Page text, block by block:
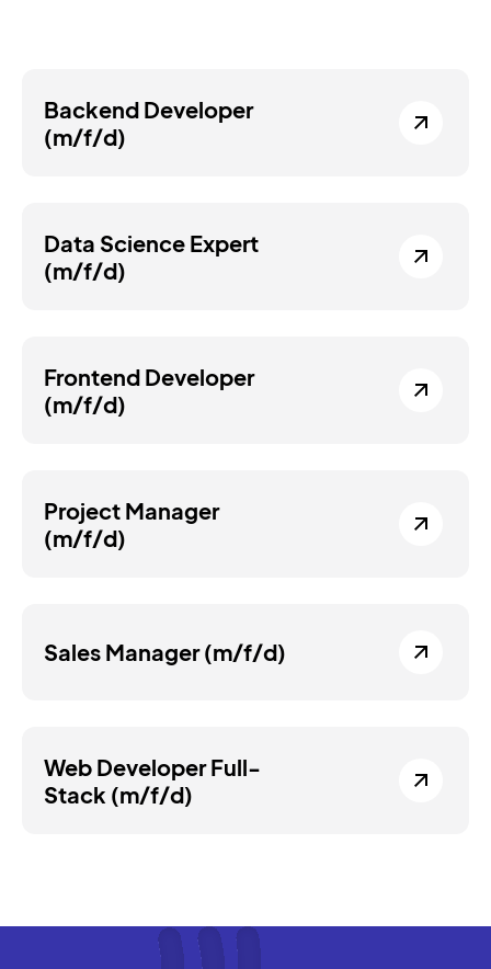
Backend Developer
(m/f/d)
Data Science Expert
(m/f/d)
Frontend Developer
(m/f/d)
Project Manager
(m/f/d)
Sales Manager (m/f/d)
Web Developer Full-
Stack (m/f/d)